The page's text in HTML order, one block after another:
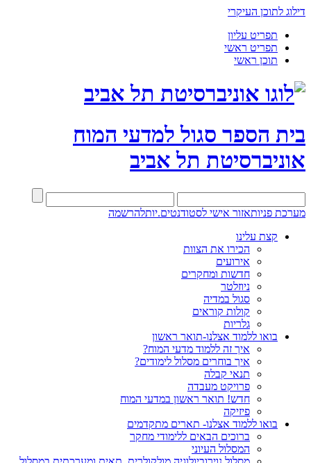
דילוג לתוכן העיקרי
תפריט עליון
תפריט ראשי
תוכן ראשי
בית הספר סגול למדעי המוח
אוניברסיטת תל אביב
מערכת פניותאזור אישי לסטודנטים.יותלהרשמה
קצת עלינו
הכירו את הצוות
אירועים
חדשות ומחקרים
ניוזלטר
סגול במדיה
קולות קוראים
גלריות
בואו ללמוד אצלנו-תואר ראשון
איך זה ללמוד מדעי המוח?
איך בוחרים מסלול לימודים?
תנאי קבלה
פרויקט מעבדה
חדש! תואר ראשון במדעי המוח
פיזיקה
בואו ללמוד אצלנו- תארים מתקדמים
ברוכים הבאים ללימודי מחקר
המסלול העיוני